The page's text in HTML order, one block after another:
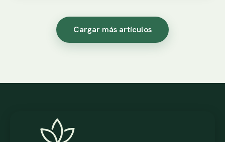
Cargar más artículos